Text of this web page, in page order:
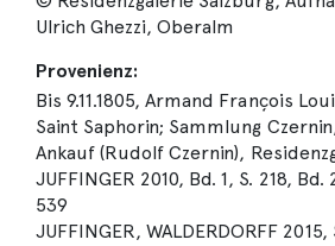
Ulrich Ghezzi, Oberalm
Provenienz:
Bis 9.11.1805, Armand François
Saint Saphorin; Sammlung
Ankauf (Rudolf Czernin),
JUFFINGER 2010, Bd. 1, S. 218,
539
JUFFINGER, WALDERDORFF 2015,